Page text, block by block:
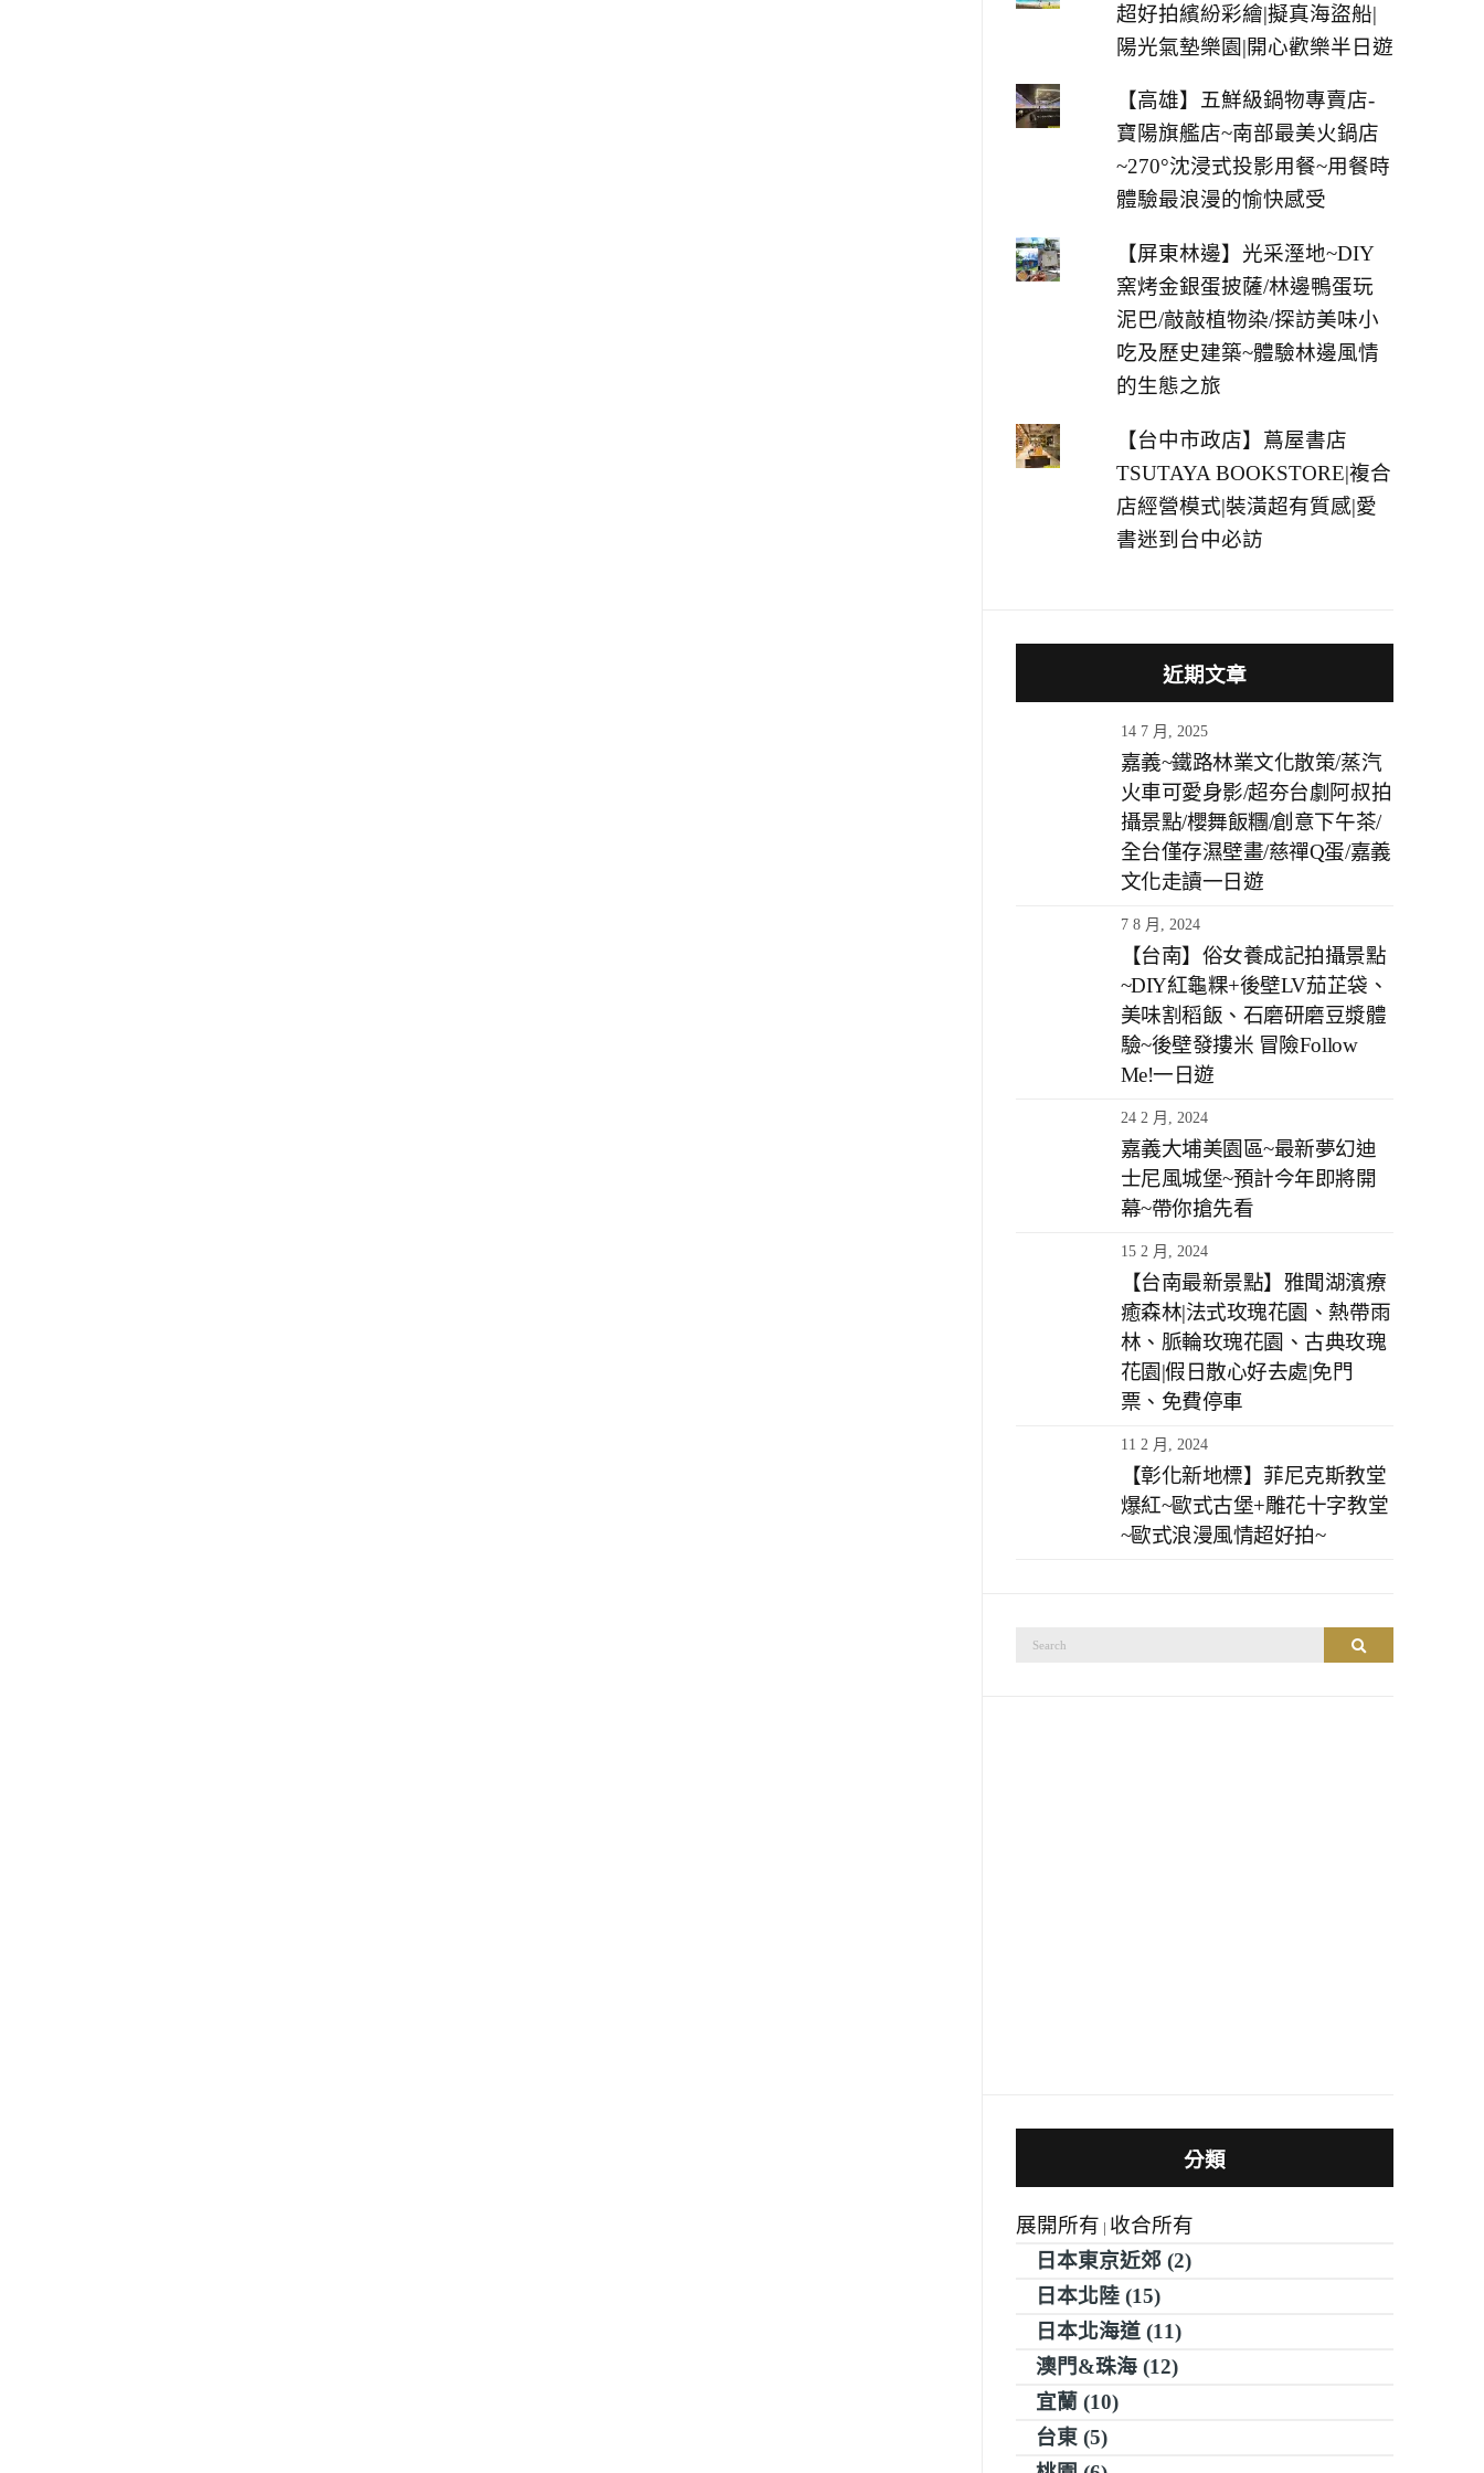
超好拍繽紛彩繪|擬真海盜船|
陽光氣墊樂園|開心歡樂半日遊
【高雄】五鮮級鍋物專賣店-
寶陽旗艦店~南部最美火鍋店
~270°沈浸式投影用餐~用餐時
體驗最浪漫的愉快感受
【屏東林邊】光采溼地~DIY
窯烤金銀蛋披薩/林邊鴨蛋玩
泥巴/敲敲植物染/探訪美味小
吃及歷史建築~體驗林邊風情
的生態之旅
【台中市政店】蔦屋書店
TSUTAYA BOOKSTORE|複合
店經營模式|裝潢超有質感|愛
書迷到台中必訪
近期文章
14 7 月, 2025
嘉義~鐵路林業文化散策/蒸汽
火車可愛身影/超夯台劇阿叔拍
攝景點/櫻舞飯糰/創意下午茶/
全台僅存濕壁畫/慈禪Q蛋/嘉義
文化走讀一日遊
7 8 月, 2024
【台南】俗女養成記拍攝景點
~DIY紅龜粿+後壁LV茄芷袋、
美味割稻飯、石磨研磨豆漿體
驗~後壁發摟米 冒險Follow
Me!一日遊
24 2 月, 2024
嘉義大埔美園區~最新夢幻迪
士尼風城堡~預計今年即將開
幕~帶你搶先看
15 2 月, 2024
【台南最新景點】雅聞湖濱療
癒森林|法式玫瑰花園、熱帶雨
林、脈輪玫瑰花園、古典玫瑰
花園|假日散心好去處|免門
票、免費停車
11 2 月, 2024
【彰化新地標】菲尼克斯教堂
爆紅~歐式古堡+雕花十字教堂
~歐式浪漫風情超好拍~
搜尋
分類
展開所有 | 收合所有
日本東京近郊 (2)
日本北陸 (15)
日本北海道 (11)
澳門&珠海 (12)
宜蘭 (10)
台東 (5)